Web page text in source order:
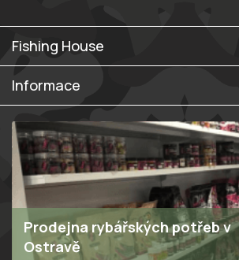
Fishing House
Informace
Prodejna rybářských potřeb v
Ostravě